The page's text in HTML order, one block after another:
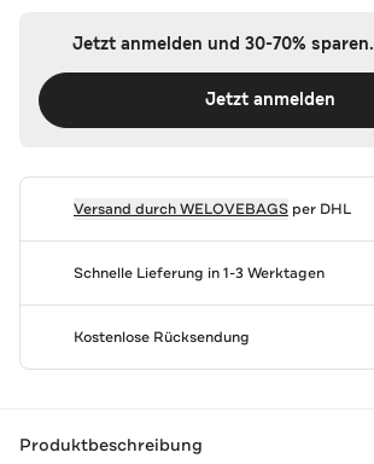
Jetzt anmelden und 30-70% sparen.
Jetzt anmelden
Versand durchWELOVEBAGSper DHL
Schnelle Lieferung in 1-3 Werktagen
Kostenlose Rücksendung
Produktbeschreibung